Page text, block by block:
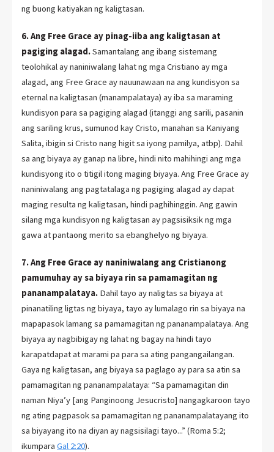
ng buong katiyakan ng kaligtasan.
6. Ang Free Grace ay pinag-iiba ang kaligtasan at
pagiging alagad.Samantalang ang ibang sistemang
teolohikal ay naniniwalang lahat ng mga Cristiano ay mga
alagad, ang Free Grace ay nauunawaan na ang kundisyon sa
eternal na kaligtasan (manampalataya) ay iba sa maraming
kundisyon para sa pagiging alagad (itanggi ang sarili, pasanin
ang sariling krus, sumunod kay Cristo, manahan sa Kaniyang
Salita, ibigin si Cristo nang higit sa iyong pamilya, atbp). Dahil
sa ang biyaya ay ganap na libre, hindi nito mahihingi ang mga
kundisyong ito o titigil itong maging biyaya. Ang Free Grace ay
naniniwalang ang pagtatalaga ng pagiging alagad ay dapat
maging resulta ng kaligtasan, hindi paghihinggin. Ang gawin
silang mga kundisyon ng kaligtasan ay pagsisiksik ng mga
gawa at pantaong merito sa ebanghelyo ng biyaya.
7. Ang Free Grace ay naniniwalang ang Cristianong
pamumuhay ay sa biyaya rin sa pamamagitan ng
pananampalataya. Dahil tayo ay naligtas sa biyaya at
pinanatiling ligtas ng biyaya, tayo ay lumalago rin sa biyaya na
mapapasok lamang sa pamamagitan ng pananampalataya. Ang
biyaya ay nagbibigay ng lahat ng bagay na hindi tayo
karapatdapat at marami pa para sa ating pangangailangan.
Gaya ng kaligtasan, ang biyaya sa paglago ay para sa atin sa
pamamagitan ng pananampalataya: “Sa pamamagitan din
naman Niya’y [ang Panginoong Jesucristo] nangagkaroon tayo
ng ating pagpasok sa pamamagitan ng pananampalatayang ito
sa biyayang ito na diyan ay nagsisilagi tayo...” (Roma 5:2;
ikumpara Gal 2:20).